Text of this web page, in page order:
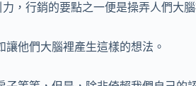
，行銷的要點之一便是操弄人們大腦
他們大腦裡產生這樣的想法。